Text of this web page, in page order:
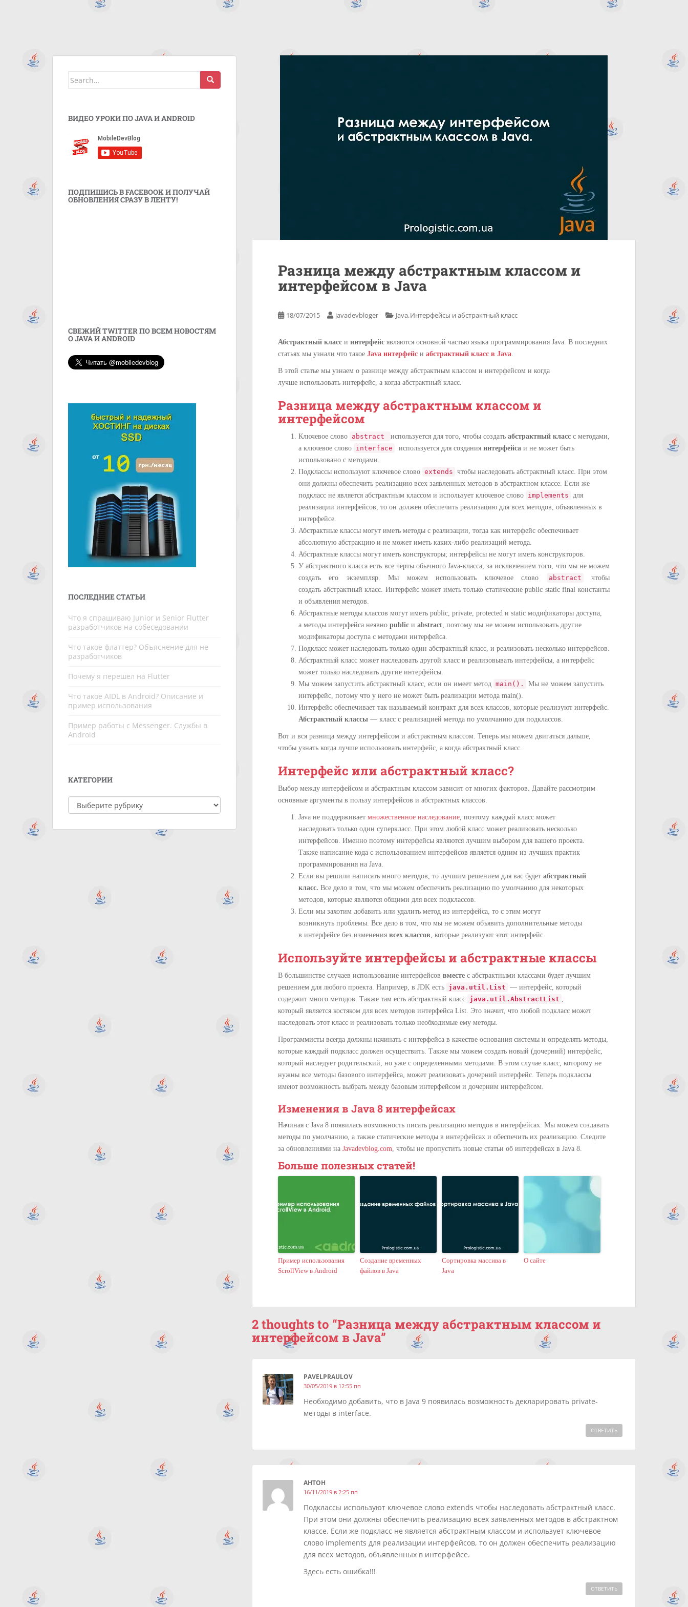
Разница между абстрактным классом и
интерфейсом в Java
18/07/2015 javadevbloger Java,Интерфейсы и абстрактный класс
Абстрактный класс и интерфейс являются основной частью языка программирования Java. В последних
статьях мы узнали что такое Java интерфейс и абстрактный класс в Java.
В этой статье мы узнаем о разнице между абстрактным классом и интерфейсом и когда
лучше использовать интерфейс, а когда абстрактный класс.
Разница между абстрактным классом и
интерфейсом
Ключевое слово abstract используется для того, чтобы создать абстрактный класс с методами,
а ключевое слово interface используется для создания интерфейса и не может быть
использовано с методами.
Подклассы используют ключевое слово extends чтобы наследовать абстрактный класс. При этом
они должны обеспечить реализацию всех заявленных методов в абстрактном классе. Если же
подкласс не является абстрактным классом и использует ключевое слово implements для
реализации интерфейсов, то он должен обеспечить реализацию для всех методов, объявленных в
интерфейсе.
Абстрактные классы могут иметь методы с реализации, тогда как интерфейс обеспечивает
абсолютную абстракцию и не может иметь каких-либо реализаций метода.
Абстрактные классы могут иметь конструкторы; интерфейсы не могут иметь конструкторов.
У абстрактного класса есть все черты обычного Java-класса, за исключением того, что мы не можем
создать его экземпляр. Мы можем использовать ключевое слово
abstract
чтобы
создать абстрактный класс. Интерфейс может иметь только статические public static final константы
и объявления методов.
Абстрактные методы классов могут иметь public, private, protected и static модификаторы доступа,
а методы интерфейса неявно public и abstract, поэтому мы не можем использовать другие
модификаторы доступа с методами интерфейса.
Подкласс может наследовать только один абстрактный класс, и реализовать несколько интерфейсов.
Абстрактный класс может наследовать другой класс и реализовывать интерфейсы, а интерфейс
может только наследовать другие интерфейсы.
Мы можем запустить абстрактный класс, если он имеет метод main().
Мы не можем запустить
интерфейс, потому что у него не может быть реализации метода main().
Интерфейс обеспечивает так называемый контракт для всех классов, которые реализуют интерфейс.
Абстрактный классы — класс с реализацией метода по умолчанию для подклассов.
Вот и вся разница между интерфейсом и абстрактным классом. Теперь мы можем двигаться дальше,
чтобы узнать когда лучше использовать интерфейс, а когда абстрактный класс.
Интерфейс или абстрактный класс?
Выбор между интерфейсом и абстрактным классом зависит от многих факторов. Давайте рассмотрим
основные аргументы в пользу интерфейсов и абстрактных классов.
Java не поддерживает множественное наследование, поэтому каждый класс может
наследовать только один суперкласс. При этом любой класс может реализовать несколько
интерфейсов. Именно поэтому интерфейсы являются лучшим выбором для вашего проекта.
Также написание кода с использованием интерфейсов является одним из лучших практик
программирования на Java.
Если вы решили написать много методов, то лучшим решением для вас будет абстрактный
класс. Все дело в том, что мы можем обеспечить реализацию по умолчанию для некоторых
методов, которые являются общими для всех подклассов.
Если мы захотим добавить или удалить метод из интерфейса, то с этим могут
возникнуть проблемы. Все дело в том, что мы не можем объявить дополнительные методы
в интерфейсе без изменения всех классов, которые реализуют этот интерфейс.
Используйте интерфейсы и абстрактные классы
В большинстве случаев использование интерфейсов вместе с абстрактными классами будет лучшим
решением для любого проекта. Например, в JDK есть java.util.List — интерфейс, который
содержит много методов. Также там есть абстрактный класс java.util.AbstractList ,
который является костяком для всех методов интерфейса List. Это значит, что любой подкласс может
наследовать этот класс и реализовать только необходимые ему методы.
Программисты всегда должны начинать с интерфейса в качестве основания системы и определять методы,
которые каждый подкласс должен осуществить. Также мы можем создать новый (дочерний) интерфейс,
который наследует родительский, но уже с определенными методами. В этом случае класс, которому не
нужны все методы базового интерфейса, может реализовать дочерний интерфейс. Теперь подклассы
имеют возможность выбрать между базовым интерфейсом и дочерним интерфейсом.
Изменения в Java 8 интерфейсах
Начиная с Java 8 появилась возможность писать реализацию методов в интерфейсах. Мы можем создавать
методы по умолчанию, а также статические методы в интерфейсах и обеспечить их реализацию. Следите
за обновлениями на Javadevblog.com, чтобы не пропустить новые статьи об интерфейсах в Java 8.
Больше полезных статей!
Пример использования
ScrollView в Android
Создание временных
файлов в Java
Сортировка массива в
Java
О сайте
2 thoughts to “Разница между абстрактным классом и
интерфейсом в Java”
PAVELPRAULOV
30/05/2019 в 12:55 пп
Необходимо добавить, что в Java 9 появилась возможность декларировать private-
методы в interface.
ОТВЕТИТЬ
АНТОН
16/11/2019 в 2:25 пп
Подклассы используют ключевое слово extends чтобы наследовать абстрактный класс.
При этом они должны обеспечить реализацию всех заявленных методов в абстрактном
классе. Если же подкласс не является абстрактным классом и использует ключевое
слово implements для реализации интерфейсов, то он должен обеспечить реализацию
для всех методов, объявленных в интерфейсе.
Здесь есть ошибка!!!
ОТВЕТИТЬ
Search
ВИДЕО УРОКИ ПО JAVA И ANDROID
ПОДПИШИСЬ В FACEBOOK И ПОЛУЧАЙ
ОБНОВЛЕНИЯ СРАЗУ В ЛЕНТУ!
СВЕЖИЙ TWITTER ПО ВСЕМ НОВОСТЯМ
О JAVA И ANDROID
ПОСЛЕДНИЕ СТАТЬИ
Что я спрашиваю Junior и Senior Flutter
разработчиков на собеседовании
Что такое флаттер? Объяснение для не
разработчиков
Почему я перешел на Flutter
Что такое AIDL в Android? Описание и
пример использования
Пример работы c Messenger. Службы в
Android
КАТЕГОРИИ
Категории